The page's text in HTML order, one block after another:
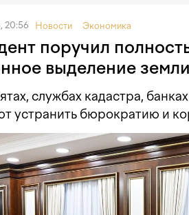
20:56 Новости Экономика
поручил
выделение
службах кадастра,
устранить бюрократию и